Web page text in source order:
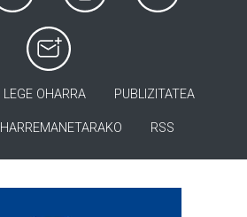
LEGE OHARRA PUBLIZITATEA
HARREMANETARAKO RSS